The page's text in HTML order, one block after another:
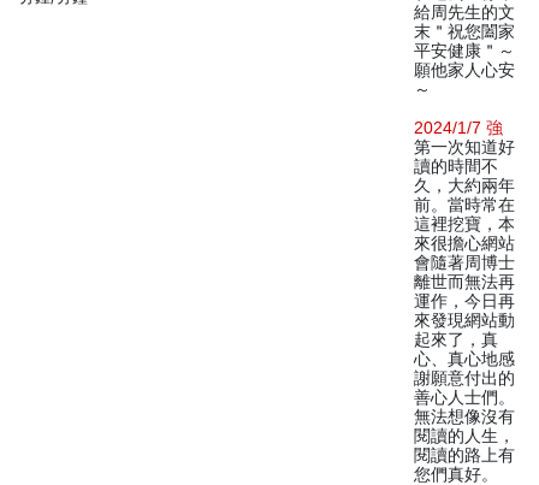
給周先生的文
末＂祝您闔家
平安健康＂～
願他家人心安
～
2024/1/7 強
第一次知道好
讀的時間不
久，大約兩年
前。當時常在
這裡挖寶，本
來很擔心網站
會隨著周博士
離世而無法再
運作，今日再
來發現網站動
起來了，真
心、真心地感
謝願意付出的
善心人士們。
無法想像沒有
閱讀的人生，
閱讀的路上有
您們真好。